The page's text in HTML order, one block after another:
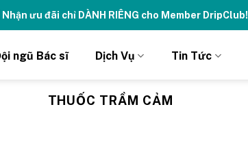
ưu đãi chỉ DÀNH RIÊNG cho Member DripClub!
ngũ Bác sĩ Dịch Vụ Tin Tức
THUỐC TRẦM CẢM